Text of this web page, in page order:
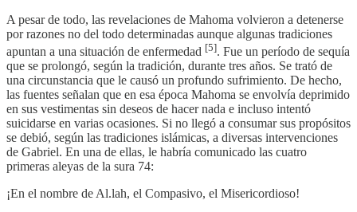
A pesar de todo, las revelaciones de Mahoma volvieron a detenerse
por razones no del todo determinadas aunque algunas tradiciones
apuntan a una situación de enfermedad [5]. Fue un período de sequía
que se prolongó, según la tradición, durante tres años. Se trató de
una circunstancia que le causó un profundo sufrimiento. De hecho,
las fuentes señalan que en esa época Mahoma se envolvía deprimido
en sus vestimentas sin deseos de hacer nada e incluso intentó
suicidarse en varias ocasiones. Si no llegó a consumar sus propósitos
se debió, según las tradiciones islámicas, a diversas intervenciones
de Gabriel. En una de ellas, le habría comunicado las cuatro
primeras aleyas de la sura 74:
¡En el nombre de Al.lah, el Compasivo, el Misericordioso!